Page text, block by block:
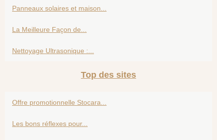
Panneaux solaires et maison...
La Meilleure Façon de...
Nettoyage Ultrasonique :...
Top des sites
Offre promotionnelle Stocara...
Les bons réflexes pour...